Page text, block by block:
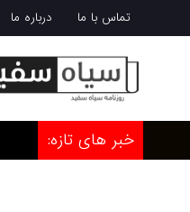
تماس با ما درباره ما
خبر های تازه: